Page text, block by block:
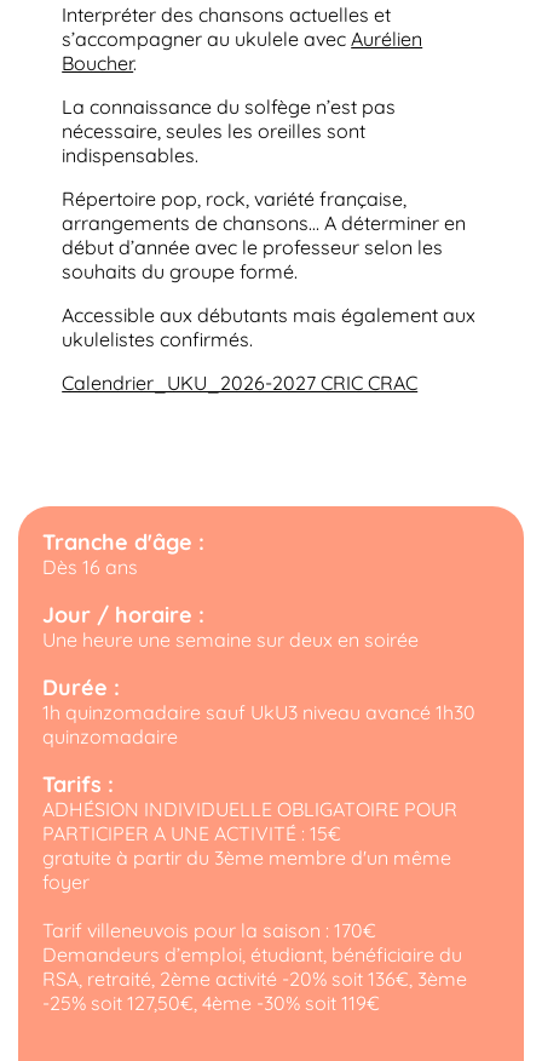
Interpréter des chansons actuelles et
s’accompagner au ukulele avecAurélien
Boucher.
La connaissance du solfège n’est pas
nécessaire, seules les oreilles sont
indispensables.
Répertoire pop, rock, variété française,
arrangements de chansons… A déterminer en
début d’année avec le professeur selon les
souhaits du groupe formé.
Accessible aux débutants mais également aux
ukulelistes confirmés.
Calendrier_UKU_2026-2027 CRIC CRAC
Tranche d'âge :
Dès 16 ans
Jour / horaire :
Une heure une semaine sur deux en soirée
Durée :
1h quinzomadaire sauf UkU3 niveau avancé 1h30
quinzomadaire
Tarifs :
ADHÉSION INDIVIDUELLE OBLIGATOIRE POUR
PARTICIPER A UNE ACTIVITÉ : 15€
gratuite à partir du 3ème membre d'un même
foyer
Tarif villeneuvois pour la saison : 170€
Demandeurs d’emploi, étudiant, bénéficiaire du
RSA, retraité, 2ème activité -20% soit 136€, 3ème
-25% soit 127,50€, 4ème -30% soit 119€